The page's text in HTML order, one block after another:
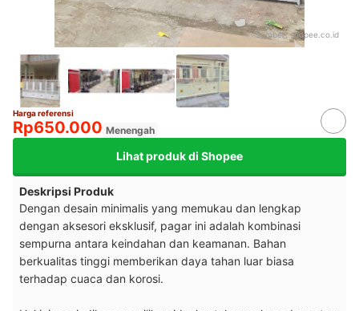
Sumber:shopee.co.id
Harga referensi
Rp650.000 Menengah
Lihat produk di Shopee
Deskripsi Produk
Dengan desain minimalis yang memukau dan lengkap
dengan aksesori eksklusif, pagar ini adalah kombinasi
sempurna antara keindahan dan keamanan. Bahan
berkualitas tinggi memberikan daya tahan luar biasa
terhadap cuaca dan korosi.